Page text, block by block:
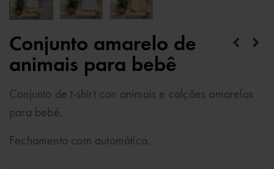
Conjunto amarelo de
animais para bebê
Conjunto de t-shirt con animais e calções amarelos
para bebé.
Fechamento com automático.